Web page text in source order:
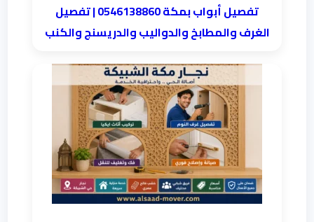
تفصيل أبواب بمكة 0546138860 | تفصيل
الغرف والمطابخ والدواليب والدريسنج والكنب